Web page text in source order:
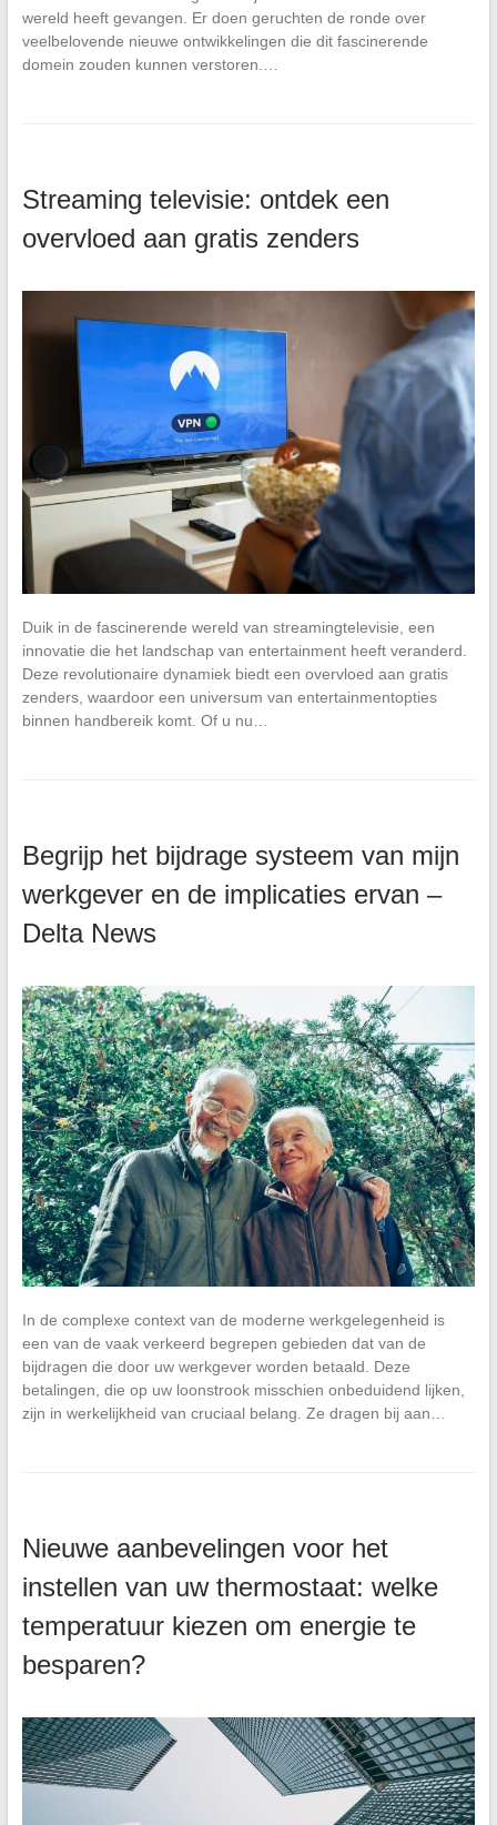
wereld heeft gevangen. Er doen geruchten de ronde over
veelbelovende nieuwe ontwikkelingen die dit fascinerende
domein zouden kunnen verstoren.…
Streaming televisie: ontdek een
overvloed aan gratis zenders
Duik in de fascinerende wereld van streamingtelevisie, een
innovatie die het landschap van entertainment heeft veranderd.
Deze revolutionaire dynamiek biedt een overvloed aan gratis
zenders, waardoor een universum van entertainmentopties
binnen handbereik komt. Of u nu…
Begrijp het bijdrage systeem van mijn
werkgever en de implicaties ervan –
Delta News
In de complexe context van de moderne werkgelegenheid is
een van de vaak verkeerd begrepen gebieden dat van de
bijdragen die door uw werkgever worden betaald. Deze
betalingen, die op uw loonstrook misschien onbeduidend lijken,
zijn in werkelijkheid van cruciaal belang. Ze dragen bij aan…
Nieuwe aanbevelingen voor het
instellen van uw thermostaat: welke
temperatuur kiezen om energie te
besparen?